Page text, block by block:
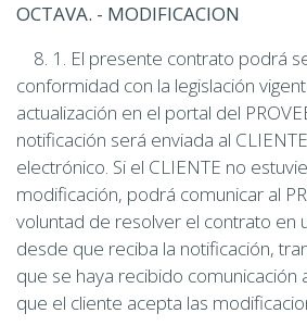
OCTAVA. - MODIFICACION
8. 1. El presente contrato podrá
conformidad con la legislación
actualización en el portal del
notificación será enviada al
electrónico. Si el CLIENTE no
modificación, podrá comunicar al
voluntad de resolver el contrato en
desde que reciba la notificación,
que se haya recibido comunicación
que el cliente acepta las